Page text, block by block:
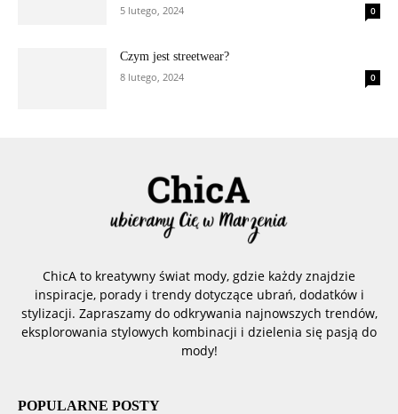
5 lutego, 2024
0
Czym jest streetwear?
8 lutego, 2024
0
ChicA to kreatywny świat mody, gdzie każdy znajdzie
inspiracje, porady i trendy dotyczące ubrań, dodatków i
stylizacji. Zapraszamy do odkrywania najnowszych trendów,
eksplorowania stylowych kombinacji i dzielenia się pasją do
mody!
POPULARNE POSTY